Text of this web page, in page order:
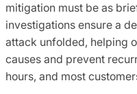
mitigation must be as
investigations ensure a
attack unfolded, helping
causes and prevent
hours, and most